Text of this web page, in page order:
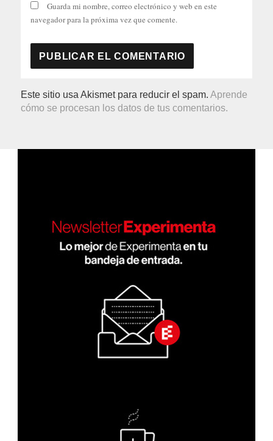
Guarda mi nombre, correo electrónico y web en este
navegador para la próxima vez que comente.
Este sitio usa Akismet para reducir el spam.Aprende
cómo se procesan los datos de tus comentarios.